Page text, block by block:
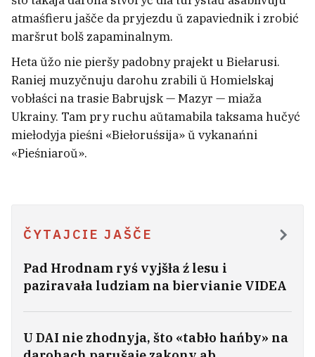
atmaśfieru jašče da pryjezdu ŭ zapaviednik i zrobić
maršrut bolš zapaminalnym.
Heta ŭžo nie pieršy padobny prajekt u Biełarusi.
Raniej muzyčnuju darohu zrabili ŭ Homielskaj
vobłaści na trasie Babrujsk — Mazyr — miaža
Ukrainy. Tam pry ruchu aŭtamabila taksama hučyć
miełodyja pieśni «Biełoruśsija» ŭ vykanańni
«Pieśniaroŭ».
ČYTAJCIE JAŠČE
Pad Hrodnam ryś vyjšła ź lesu i
paziravała ludziam na biervianie VIDEA
U DAI nie zhodnyja, što «tabło hańby» na
Tramp zabaraniŭ u ZŠA «naradžalny
turyzm» dla asobnych katehoryj
hetaj nočču